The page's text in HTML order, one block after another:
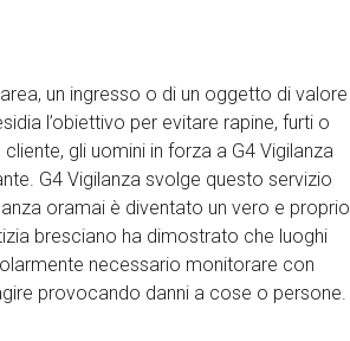
un ingresso o di un oggetto di valore
l’obiettivo per evitare rapine, furti o
gli uomini in forza a G4 Vigilanza
G4 Vigilanza svolge questo servizio
oramai è diventato un vero e proprio
bresciano ha dimostrato che luoghi
necessario monitorare con
provocando danni a cose o persone.